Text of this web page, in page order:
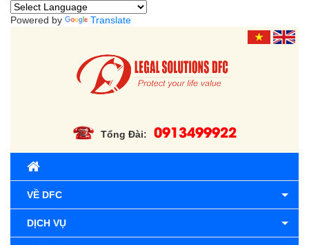
Powered by Translate
Tổng Đài: 0913499922
VỀ DFC
DỊCH VỤ